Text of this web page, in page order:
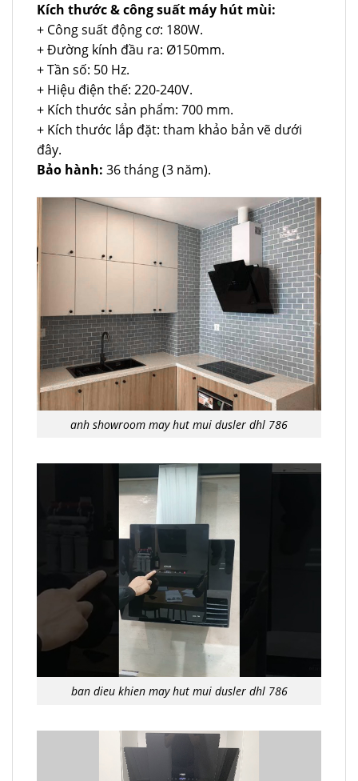
Kích thước & công suất máy hút mùi:
+ Công suất động cơ: 180W.
+ Đường kính đầu ra: Ø150mm.
+ Tần số: 50 Hz.
+ Hiệu điện thế: 220-240V.
+ Kích thước sản phẩm: 700 mm.
+ Kích thước lắp đặt: tham khảo bản vẽ dưới
đây.
Bảo hành: 36 tháng (3 năm).
anh showroom may hut mui dusler dhl 786
ban dieu khien may hut mui dusler dhl 786